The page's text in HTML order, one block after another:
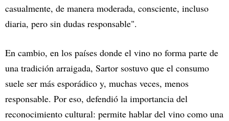
casualmente, de manera moderada, consciente, incluso
diaria, pero sin dudas responsable".
En cambio, en los países donde el vino no forma parte de
una tradición arraigada, Sartor sostuvo que el consumo
suele ser más esporádico y, muchas veces, menos
responsable. Por eso, defendió la importancia del
reconocimiento cultural: permite hablar del vino como una